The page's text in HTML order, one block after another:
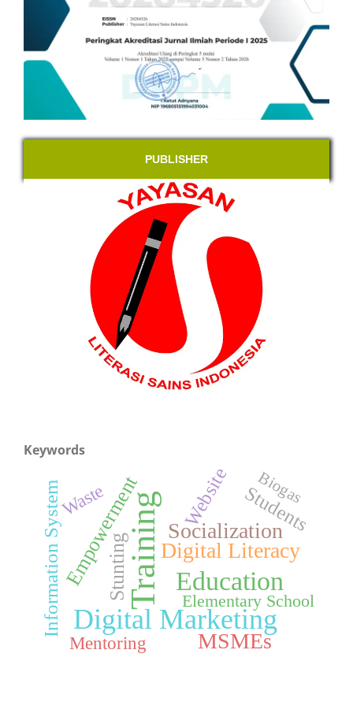
PUBLISHER
Keywords
Training
Digital Marketing
Education
MSMEs
Digital Literacy
Socialization
Empowerment
Stunting
Information System Students
Website
Waste
Mentoring
Elementary School
Biogas